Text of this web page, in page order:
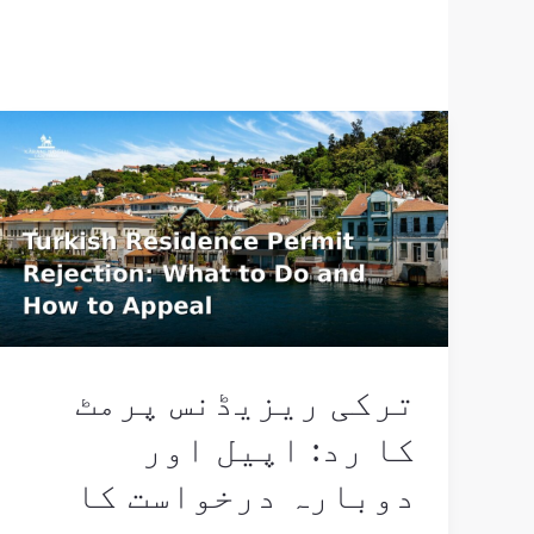
ترکی ریزیڈنس پرمٹ
کا رد: اپیل اور
دوبارہ درخواست کا
ترکی
ریزیڈنس
پرمٹ
کا
رد:
اپیل
درخواست
طریقہ